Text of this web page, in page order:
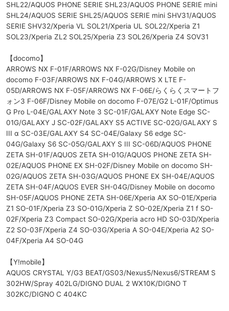
SHL22/AQUOS PHONE SERIE SHL23/AQUOS PHONE SERIE mini
SHL24/AQUOS SERIE SHL25/AQUOS SERIE mini SHV31/AQUOS
SERIE SHV32/Xperia VL SOL21/Xperia UL SOL22/Xperia Z1
SOL23/Xperia ZL2 SOL25/Xperia Z3 SOL26/Xperia Z4 SOV31
【docomo】
ARROWS NX F-01F/ARROWS NX F-02G/Disney Mobile on
docomo F-03F/ARROWS NX F-04G/ARROWS X LTE F-
05D/ARROWS NX F-05F/ARROWS NX F-06E/らくらくスマートフ
ォン3 F-06F/Disney Mobile on docomo F-07E/G2 L-01F/Optimus
G Pro L-04E/GALAXY Note 3 SC-01F/GALAXY Note Edge SC-
01G/GALAXY J SC-02F/GALAXY S5 ACTIVE SC-02G/GALAXY S
III α SC-03E/GALAXY S4 SC-04E/Galaxy S6 edge SC-
04G/Galaxy S6 SC-05G/GALAXY S III SC-06D/AQUOS PHONE
ZETA SH-01F/AQUOS ZETA SH-01G/AQUOS PHONE ZETA SH-
02E/AQUOS PHONE EX SH-02F/Disney Mobile on docomo SH-
02G/AQUOS ZETA SH-03G/AQUOS PHONE EX SH-04E/AQUOS
ZETA SH-04F/AQUOS EVER SH-04G/Disney Mobile on docomo
SH-05F/AQUOS PHONE ZETA SH-06E/Xperia AX SO-01E/Xperia
Z1 SO-01F/Xperia Z3 SO-01G/Xperia Z SO-02E/Xperia Z1 f SO-
02F/Xperia Z3 Compact SO-02G/Xperia acro HD SO-03D/Xperia
Z2 SO-03F/Xperia Z4 SO-03G/Xperia A SO-04E/Xperia A2 SO-
04F/Xperia A4 SO-04G
【Y!mobile】
AQUOS CRYSTAL Y/G3 BEAT/GS03/Nexus5/Nexus6/STREAM S
302HW/Spray 402LG/DIGNO DUAL 2 WX10K/DIGNO T
302KC/DIGNO C 404KC